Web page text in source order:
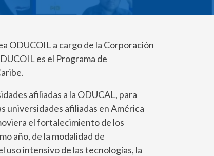
ODUCOIL a cargo de la Corporación
es el Programa de
afiliadas a la ODUCAL, para
universidades afiliadas en América
el fortalecimiento de los
año, de la modalidad de
uso intensivo de las tecnologías, la